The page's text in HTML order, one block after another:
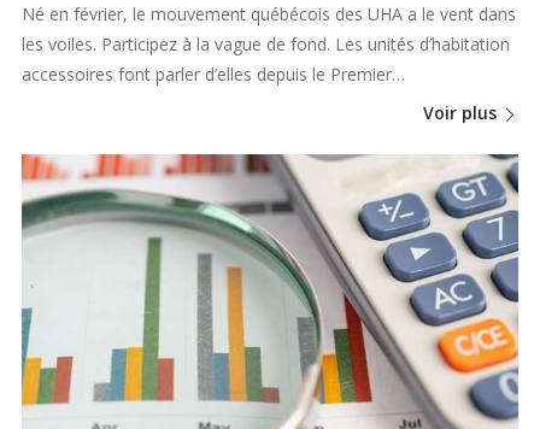
Né en février, le mouvement québécois des UHA a le vent dans
les voiles. Participez à la vague de fond. Les unités d’habitation
accessoires font parler d’elles depuis le Premier…
Voir plus